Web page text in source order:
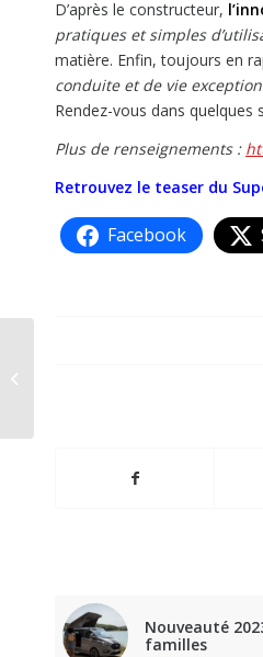
D’après le constructeur,
pratiques et simples
matière. Enfin, toujours en
conduite et de vie
Rendez-vous dans quelques
Plus de renseignements :
Retrouvez le teaser du
Facebook
Nouveauté
familles